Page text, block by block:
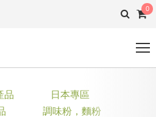
0
品
日本專區
調味粉，麵粉